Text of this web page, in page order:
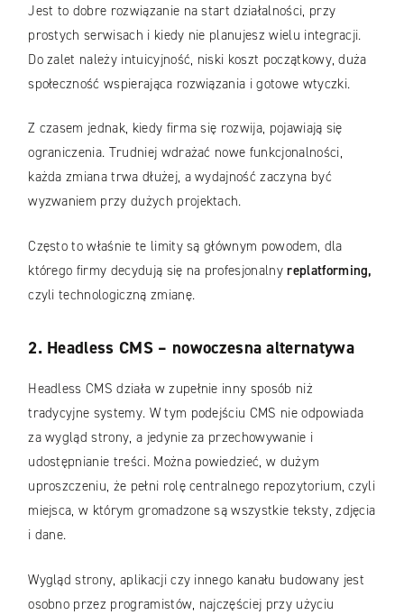
Jest to dobre rozwiązanie na start działalności, przy
prostych serwisach i kiedy nie planujesz wielu integracji.
Do zalet należy intuicyjność, niski koszt początkowy, duża
społeczność wspierająca rozwiązania i gotowe wtyczki.
Z czasem jednak, kiedy firma się rozwija, pojawiają się
ograniczenia. Trudniej wdrażać nowe funkcjonalności,
każda zmiana trwa dłużej, a wydajność zaczyna być
wyzwaniem przy dużych projektach.
Często to właśnie te limity są głównym powodem, dla
którego firmy decydują się na profesjonalnyreplatforming,
czyli technologiczną zmianę.
2. Headless CMS – nowoczesna alternatywa
Headless CMS działa w zupełnie inny sposób niż
tradycyjne systemy. W tym podejściu CMS nie odpowiada
za wygląd strony, a jedynie za przechowywanie i
udostępnianie treści. Można powiedzieć, w dużym
uproszczeniu, że pełni rolę centralnego repozytorium, czyli
miejsca, w którym gromadzone są wszystkie teksty, zdjęcia
i dane.
Wygląd strony, aplikacji czy innego kanału budowany jest
osobno przez programistów, najczęściej przy użyciu